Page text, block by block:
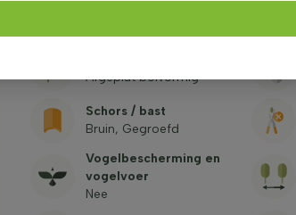
Herfstkleur
Afgeplat bolvormig
Schors / bast
Bruin, Gegroefd
Vogelbescherming en
vogelvoer
Nee